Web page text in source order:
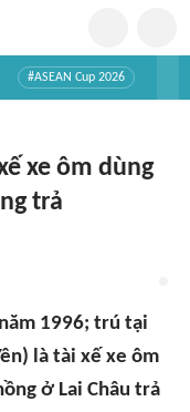
#ASEAN Cup 2026
xe ôm dùng
trả
1996; trú tại
là tài xế xe ôm
ở Lai Châu trả